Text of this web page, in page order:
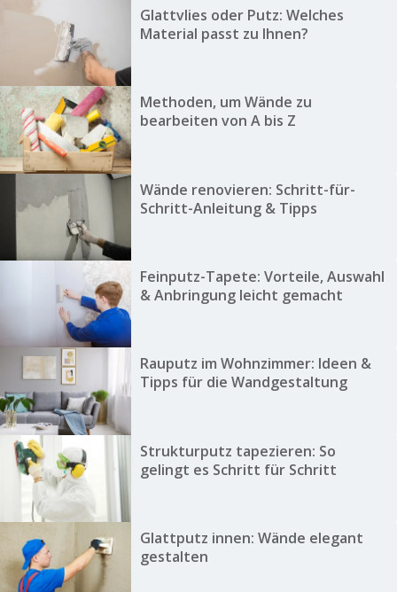
Glattvlies oder Putz: Welches
Material passt zu Ihnen?
Methoden, um Wände zu
bearbeiten von A bis Z
Wände renovieren: Schritt-für-
Schritt-Anleitung & Tipps
Feinputz-Tapete: Vorteile, Auswahl
& Anbringung leicht gemacht
Rauputz im Wohnzimmer: Ideen &
Tipps für die Wandgestaltung
Strukturputz tapezieren: So
gelingt es Schritt für Schritt
Glattputz innen: Wände elegant
gestalten